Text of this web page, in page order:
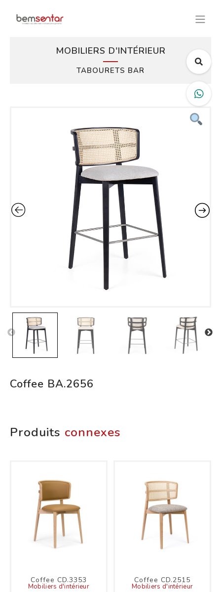
MOBILIERS D'INTÉRIEUR
TABOURETS BAR
Coffee BA.2656
Produits connexes
Coffee CD.3353
Mobiliers d'intérieur
Coffee CD.2515
Mobiliers d'intérieur